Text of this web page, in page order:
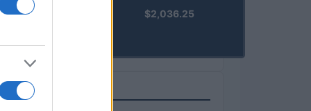
PRIME)
$2,036.25
PIÙ LETTI